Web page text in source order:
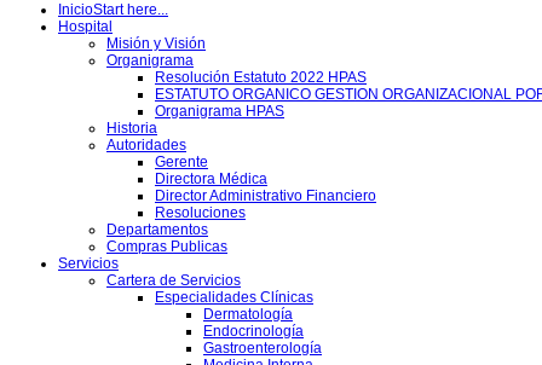
Intranet
Quipux
InicioStart here...
Hospital
Misión y Visión
Organigrama
Resolución Estatuto 2022 HPAS
ESTATUTO ORGANICO GESTION ORGANIZACIONAL
Organigrama HPAS
Historia
Autoridades
Gerente
Directora Médica
Director Administrativo Financiero
Resoluciones
Departamentos
Compras Publicas
Servicios
Cartera de Servicios
Especialidades Clínicas
Dermatología
Endocrinología
Gastroenterología